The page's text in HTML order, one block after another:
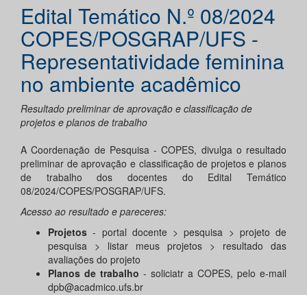
Edital Temático N.º 08/2024
COPES/POSGRAP/UFS -
Representatividade feminina
no ambiente acadêmico
Resultado preliminar de aprovação e classificação de
projetos e planos de trabalho
A Coordenação de Pesquisa - COPES, divulga o resultado
preliminar de aprovação e classificação de projetos e planos
de trabalho dos docentes do Edital Temático
08/2024/COPES/POSGRAP/UFS.
Acesso ao resultado e pareceres:
Projetos - portal docente > pesquisa > projeto de
pesquisa > listar meus projetos > resultado das
avaliações do projeto
Planos de trabalho - soliciatr a COPES, pelo e-mail
dpb@acadmico.ufs.br